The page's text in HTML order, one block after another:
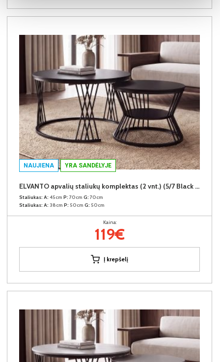
NAUJIENA YRA SANDĖLYJE
ELVANTO apvalių staliukų komplektas (2 vnt.) (5/7 Black Matt)
Staliukas: A: 45cm P: 70cm G: 70cm
Staliukas: A: 38cm P: 50cm G: 50cm
Kaina:
119€
Į krepšelį